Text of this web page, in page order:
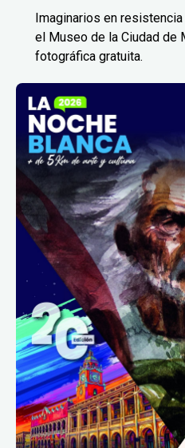
Imaginarios en
el Museo de la Ciudad de
fotográfica gratuita.